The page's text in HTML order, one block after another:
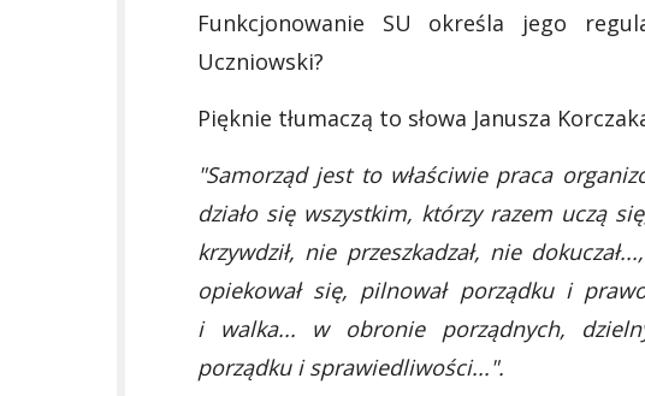
Funkcjonowanie SU określa jego
Uczniowski?
Pięknie tłumaczą to słowa Janusza
"Samorząd jest to właściwie praca
działo się wszystkim, którzy razem uczą
krzywdził, nie przeszkadzał, nie
opiekował się, pilnował porządku i
i walka... w obronie porządnych,
porządku i sprawiedliwości...".